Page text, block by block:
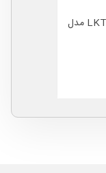
قفل کن میل بادامک الکاتولز LKTOOLS مدل